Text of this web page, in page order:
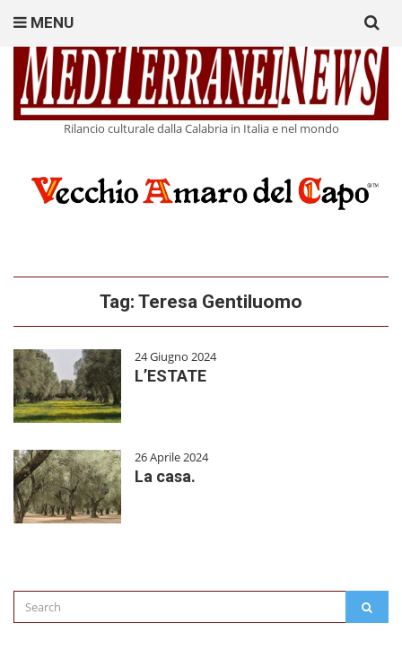
Rilancio culturale dalla Calabria in Italia e nel mondo
MENU
for:
Tag: Teresa Gentiluomo
24 Giugno 2024
L’ESTATE
26 Aprile 2024
La casa.
Search
for: